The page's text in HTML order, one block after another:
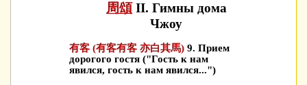
周頌 II. Гимны дома
Чжоу
有客 (有客有客 亦白其馬) 9. Прием
дорогого гостя ("Гость к нам
явился, гость к нам явился...")